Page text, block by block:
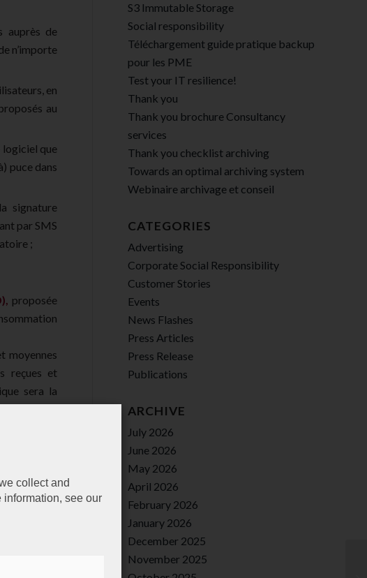
auprès de
n’importe
en
au
logiciel que
puce dans
signature
par SMS
;
proposée
moyennes
reçues et
sera la
Le
une
par
à usage
vaudra
de leur
un
S3 Immutable Storage
Social responsibility
Téléchargement guide pratique backup
pour les PME
Test your IT resilience!
Thank you
Thank you brochure Consultancy
services
Thank you checklist archiving
Towards an optimal archiving system
Webinaire archivage et conseil
CATEGORIES
Advertising
Corporate Social Responsibility
Customer Stories
Events
News Flashes
Press Articles
Press Release
Publications
ARCHIVE
July 2026
June 2026
May 2026
April 2026
February 2026
January 2026
December 2025
November 2025
collect and
information, see our